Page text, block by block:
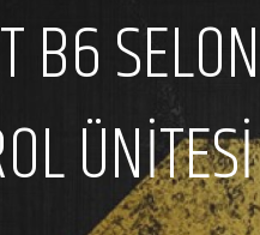
B6
ÜNİTESİ